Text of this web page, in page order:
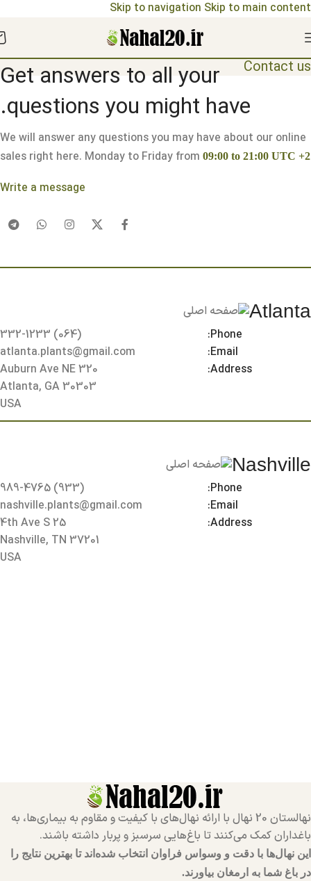
Skip to navigation Skip to main content
مشاهده قیمت نهال ها 1404
Contact us
Get answers to all your
questions you might have.
We will answer any questions you may have about our online
sales right here. Monday to Friday from 09:00 to 21:00 UTC +2
Write a message
Atlanta
Phone:
(064) 332-1233
Email:
atlanta.plants@gmail.com
Address:
320 Auburn Ave NE
Atlanta, GA 30303
USA
Nashville
Phone:
(933) 989-4765
Email:
nashville.plants@gmail.com
Address:
25 4th Ave S
Nashville, TN 37201
USA
نهالستان 20 نهال با ارائه نهال‌های با کیفیت و مقاوم به بیماری‌ها، به
باغداران کمک می‌کنند تا باغ‌هایی سرسبز و پربار داشته باشند.
این نهال‌ها با دقت و وسواس فراوان انتخاب شده‌اند تا بهترین نتایج را
در باغ شما به ارمغان بیاورند.